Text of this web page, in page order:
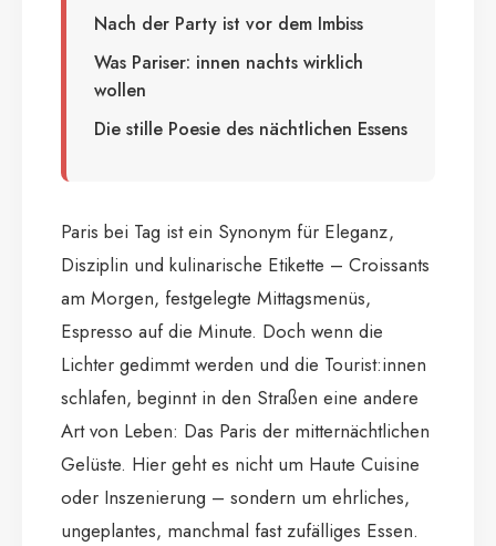
Nach der Party ist vor dem Imbiss
Was Pariser: innen nachts wirklich
wollen
Die stille Poesie des nächtlichen Essens
Paris bei Tag ist ein Synonym für Eleganz,
Disziplin und kulinarische Etikette – Croissants
am Morgen, festgelegte Mittagsmenüs,
Espresso auf die Minute. Doch wenn die
Lichter gedimmt werden und die Tourist:innen
schlafen, beginnt in den Straßen eine andere
Art von Leben: Das Paris der mitternächtlichen
Gelüste. Hier geht es nicht um Haute Cuisine
oder Inszenierung – sondern um ehrliches,
ungeplantes, manchmal fast zufälliges Essen.